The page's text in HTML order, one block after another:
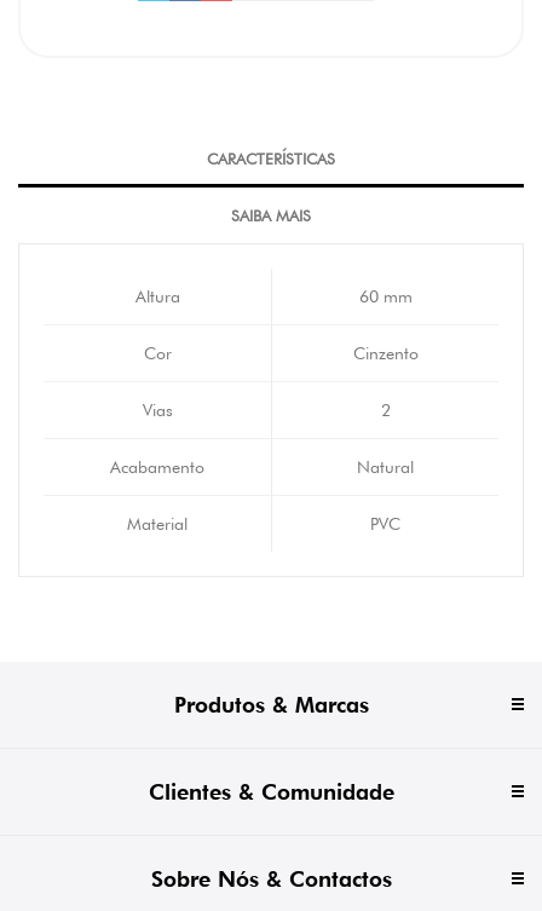
CARACTERÍSTICAS
SAIBA MAIS
Altura 60 mm
Cor Cinzento
Vias 2
Acabamento Natural
Material PVC
Produtos & Marcas
Clientes & Comunidade
Sobre Nós & Contactos